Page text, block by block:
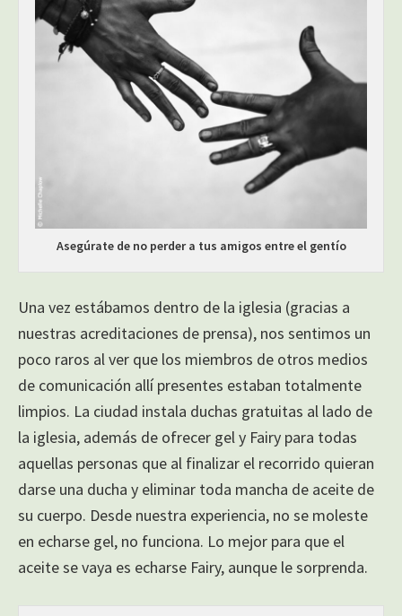
Asegúrate de no perder a tus amigos entre el gentío
Una vez estábamos dentro de la iglesia (gracias a
nuestras acreditaciones de prensa), nos sentimos un
poco raros al ver que los miembros de otros medios
de comunicación allí presentes estaban totalmente
limpios. La ciudad instala duchas gratuitas al lado de
la iglesia, además de ofrecer gel y Fairy para todas
aquellas personas que al finalizar el recorrido quieran
darse una ducha y eliminar toda mancha de aceite de
su cuerpo. Desde nuestra experiencia, no se moleste
en echarse gel, no funciona. Lo mejor para que el
aceite se vaya es echarse Fairy, aunque le sorprenda.